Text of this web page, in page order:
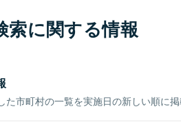
索に関する情報
た市町村の一覧を実施日の新しい順に掲